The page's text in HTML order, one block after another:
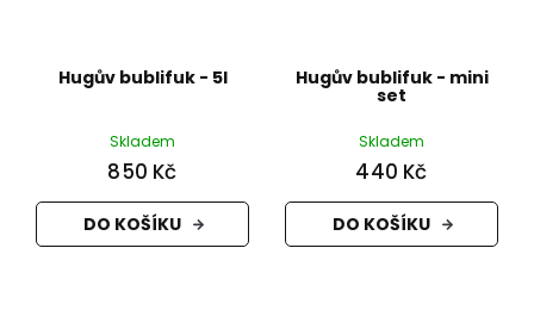
Hugův bublifuk - 5l
Skladem
850 Kč
DO KOŠÍKU
Hugův bublifuk - mini
set
Skladem
440 Kč
DO KOŠÍKU